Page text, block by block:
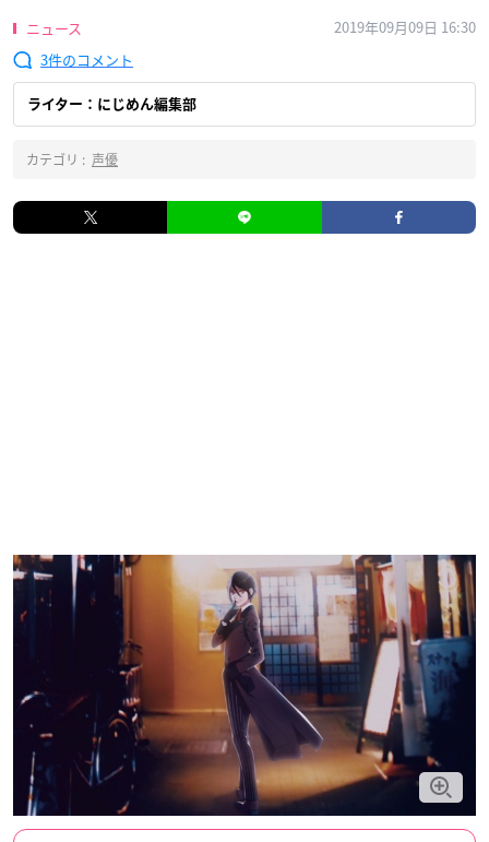
ニュース
2019年09月09日 16:30
3
ライター：にじめん編集部
カテゴリ : 声優